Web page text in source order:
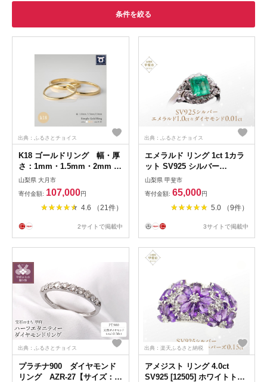
条件を絞る
出典：ふるさとチョイス
K18 ゴールドリング 幅・厚
さ：1mm・1.5mm・2mm
サイズ：8～20号 （イエロ
ー／ピンク／ホワイト）
山梨県 大月市
寄付金額: 107,000円
4.6 （21件）
2サイトで掲載中
出典：ふるさとチョイス
エメラルド リング 1ct 1カラ
ット SV925 シルバー
925（14425） [山梨 指輪 リ
ング エメラルド シルバー ジ
ュエリー ダイヤモンド] 山梨
県 甲斐市 BR-23
山梨県 甲斐市
寄付金額: 65,000円
5.0 （9件）
3サイトで掲載中
出典：ふるさとチョイス
プラチナ900 ダイヤモンド
リング AZR-27【サイズ：8
出典：楽天ふるさと納税
アメジスト リング 4.0ct
SV925 [12505] ホワイトトパ